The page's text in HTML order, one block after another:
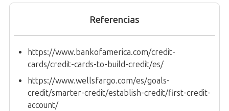
Referencias
https://www.bankofamerica.com/credit-
cards/credit-cards-to-build-credit/es/
https://www.wellsfargo.com/es/goals-
credit/smarter-credit/establish-credit/first-credit-
account/